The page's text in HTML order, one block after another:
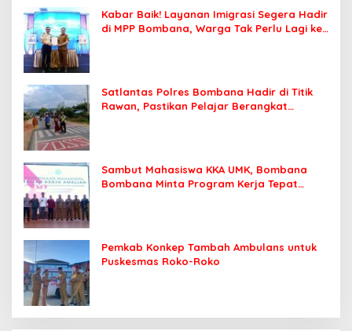
Kabar Baik! Layanan Imigrasi Segera Hadir
di MPP Bombana, Warga Tak Perlu Lagi ke
Satlantas Polres Bombana Hadir di Titik
Rawan, Pastikan Pelajar Berangkat
Sambut Mahasiswa KKA UMK, Bombana
Bombana Minta Program Kerja Tepat
Pemkab Konkep Tambah Ambulans untuk
Puskesmas Roko-Roko